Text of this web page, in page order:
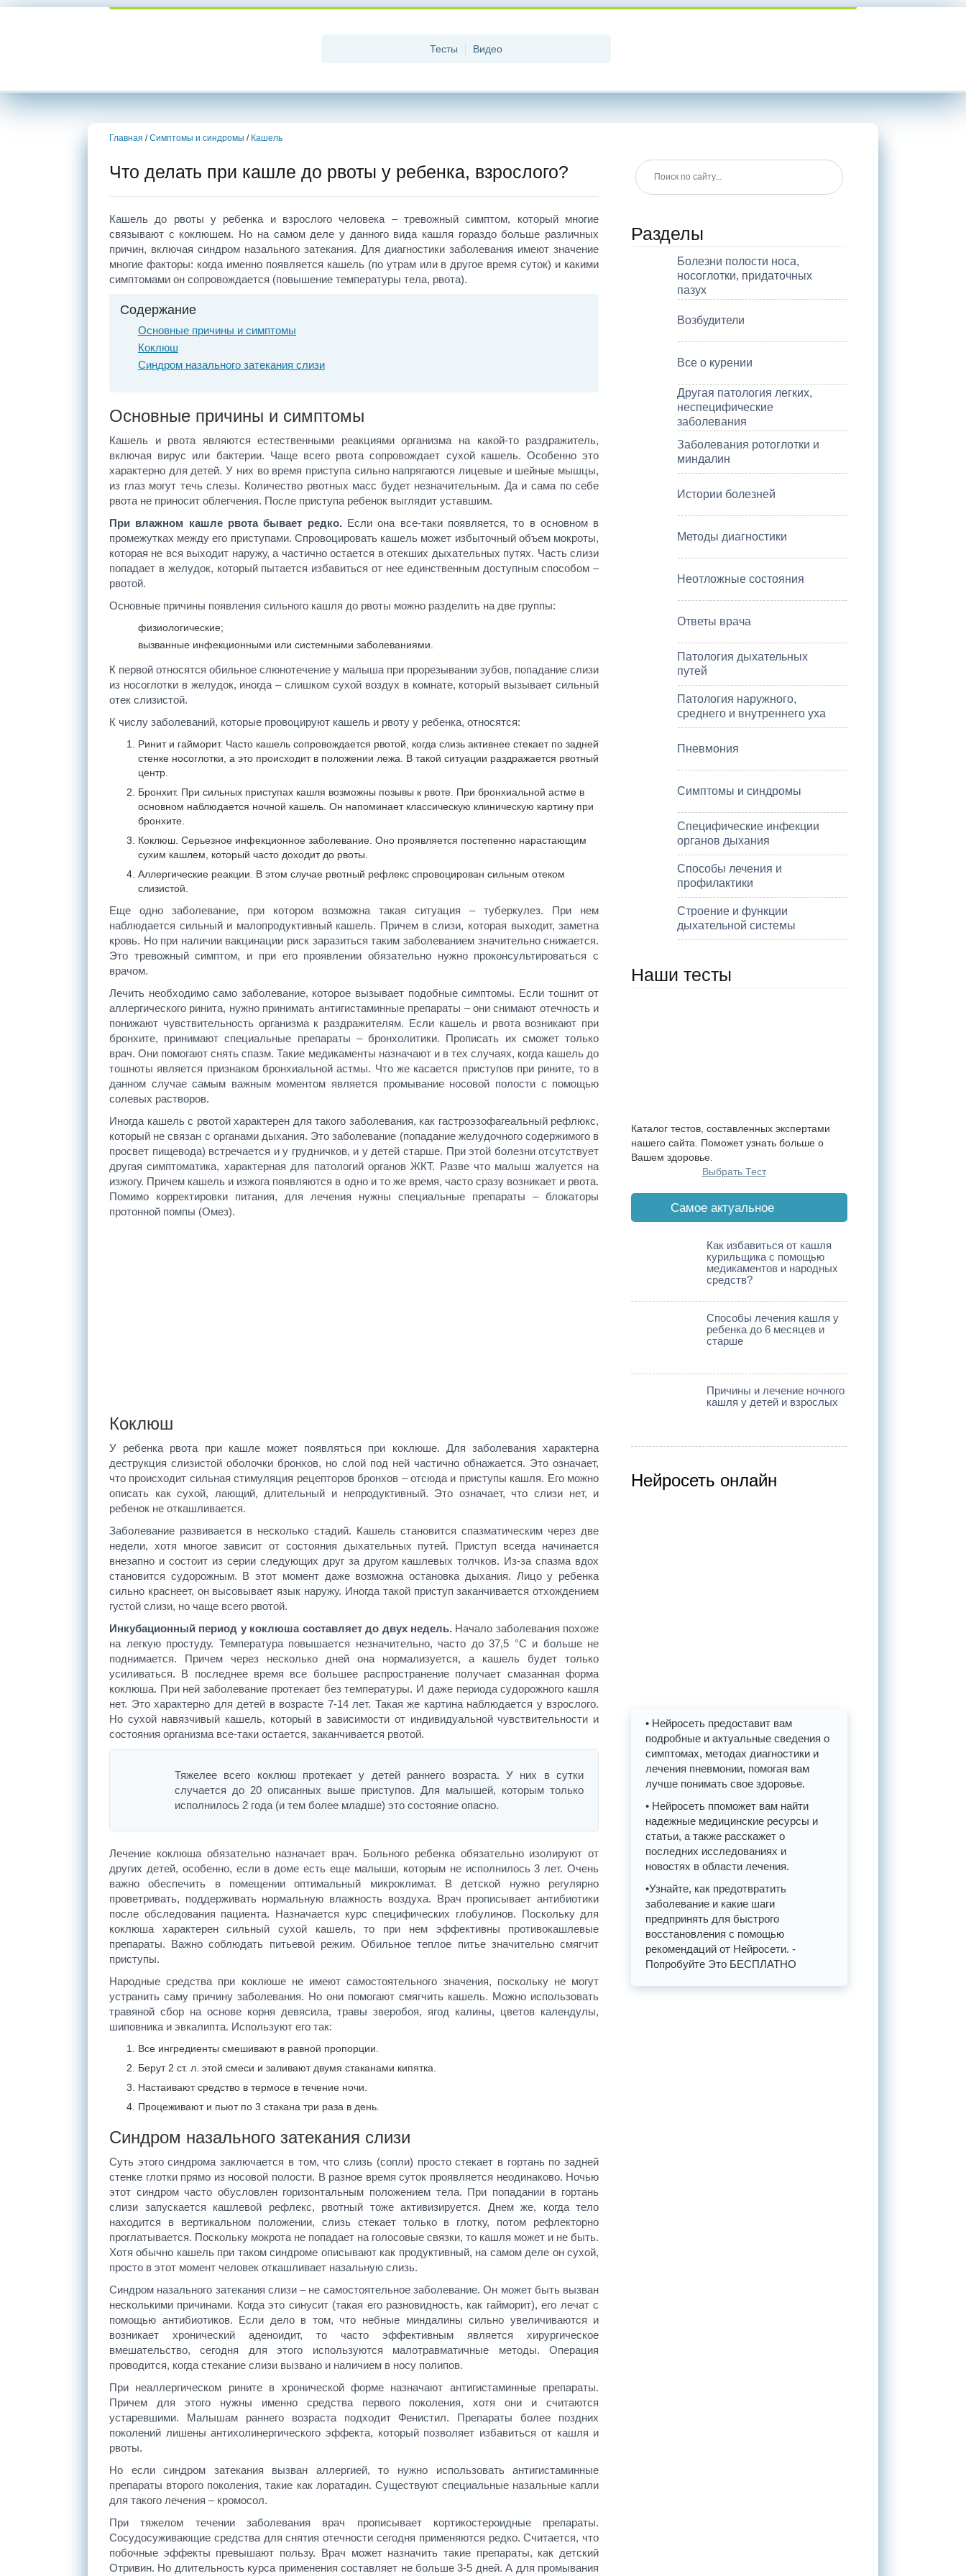
Тесты Видео
Главная / Симптомы и синдромы / Кашель
Что делать при кашле до рвоты у ребенка, взрослого?
Кашель до рвоты у ребенка и взрослого человека – тревожный симптом, который многие
связывают с коклюшем. Но на самом деле у данного вида кашля гораздо больше различных
причин, включая синдром назального затекания. Для диагностики заболевания имеют значение
многие факторы: когда именно появляется кашель (по утрам или в другое время суток) и какими
симптомами он сопровождается (повышение температуры тела, рвота).
Содержание
Основные причины и симптомы
Коклюш
Синдром назального затекания слизи
Основные причины и симптомы
Кашель и рвота являются естественными реакциями организма на какой-то раздражитель,
включая вирус или бактерии. Чаще всего рвота сопровождает сухой кашель. Особенно это
характерно для детей. У них во время приступа сильно напрягаются лицевые и шейные мышцы,
из глаз могут течь слезы. Количество рвотных масс будет незначительным. Да и сама по себе
рвота не приносит облегчения. После приступа ребенок выглядит уставшим.
При влажном кашле рвота бывает редко. Если она все-таки появляется, то в основном в
промежутках между его приступами. Спровоцировать кашель может избыточный объем мокроты,
которая не вся выходит наружу, а частично остается в отекших дыхательных путях. Часть слизи
попадает в желудок, который пытается избавиться от нее единственным доступным способом –
рвотой.
Основные причины появления сильного кашля до рвоты можно разделить на две группы:
физиологические;
вызванные инфекционными или системными заболеваниями.
К первой относятся обильное слюнотечение у малыша при прорезывании зубов, попадание слизи
из носоглотки в желудок, иногда – слишком сухой воздух в комнате, который вызывает сильный
отек слизистой.
К числу заболеваний, которые провоцируют кашель и рвоту у ребенка, относятся:
Ринит и гайморит. Часто кашель сопровождается рвотой, когда слизь активнее стекает по задней
стенке носоглотки, а это происходит в положении лежа. В такой ситуации раздражается рвотный
центр.
Бронхит. При сильных приступах кашля возможны позывы к рвоте. При бронхиальной астме в
основном наблюдается ночной кашель. Он напоминает классическую клиническую картину при
бронхите.
Коклюш. Серьезное инфекционное заболевание. Оно проявляется постепенно нарастающим
сухим кашлем, который часто доходит до рвоты.
Аллергические реакции. В этом случае рвотный рефлекс спровоцирован сильным отеком
слизистой.
Еще одно заболевание, при котором возможна такая ситуация – туберкулез. При нем
наблюдается сильный и малопродуктивный кашель. Причем в слизи, которая выходит, заметна
кровь. Но при наличии вакцинации риск заразиться таким заболеванием значительно снижается.
Это тревожный симптом, и при его проявлении обязательно нужно проконсультироваться с
врачом.
Лечить необходимо само заболевание, которое вызывает подобные симптомы. Если тошнит от
аллергического ринита, нужно принимать антигистаминные препараты – они снимают отечность и
понижают чувствительность организма к раздражителям. Если кашель и рвота возникают при
бронхите, принимают специальные препараты – бронхолитики. Прописать их сможет только
врач. Они помогают снять спазм. Такие медикаменты назначают и в тех случаях, когда кашель до
тошноты является признаком бронхиальной астмы. Что же касается приступов при рините, то в
данном случае самым важным моментом является промывание носовой полости с помощью
солевых растворов.
Иногда кашель с рвотой характерен для такого заболевания, как гастроэзофагеальный рефлюкс,
который не связан с органами дыхания. Это заболевание (попадание желудочного содержимого в
просвет пищевода) встречается и у грудничков, и у детей старше. При этой болезни отсутствует
другая симптоматика, характерная для патологий органов ЖКТ. Разве что малыш жалуется на
изжогу. Причем кашель и изжога появляются в одно и то же время, часто сразу возникает и рвота.
Помимо корректировки питания, для лечения нужны специальные препараты – блокаторы
протонной помпы (Омез).
Коклюш
У ребенка рвота при кашле может появляться при коклюше. Для заболевания характерна
деструкция слизистой оболочки бронхов, но слой под ней частично обнажается. Это означает,
что происходит сильная стимуляция рецепторов бронхов – отсюда и приступы кашля. Его можно
описать как сухой, лающий, длительный и непродуктивный. Это означает, что слизи нет, и
ребенок не откашливается.
Заболевание развивается в несколько стадий. Кашель становится спазматическим через две
недели, хотя многое зависит от состояния дыхательных путей. Приступ всегда начинается
внезапно и состоит из серии следующих друг за другом кашлевых толчков. Из-за спазма вдох
становится судорожным. В этот момент даже возможна остановка дыхания. Лицо у ребенка
сильно краснеет, он высовывает язык наружу. Иногда такой приступ заканчивается отхождением
густой слизи, но чаще всего рвотой.
Инкубационный период у коклюша составляет до двух недель. Начало заболевания похоже
на легкую простуду. Температура повышается незначительно, часто до 37,5 °С и больше не
поднимается. Причем через несколько дней она нормализуется, а кашель будет только
усиливаться. В последнее время все большее распространение получает смазанная форма
коклюша. При ней заболевание протекает без температуры. И даже периода судорожного кашля
нет. Это характерно для детей в возрасте 7-14 лет. Такая же картина наблюдается у взрослого.
Но сухой навязчивый кашель, который в зависимости от индивидуальной чувствительности и
состояния организма все-таки остается, заканчивается рвотой.
Тяжелее всего коклюш протекает у детей раннего возраста. У них в сутки
случается до 20 описанных выше приступов. Для малышей, которым только
исполнилось 2 года (и тем более младше) это состояние опасно.
Лечение коклюша обязательно назначает врач. Больного ребенка обязательно изолируют от
других детей, особенно, если в доме есть еще малыши, которым не исполнилось 3 лет. Очень
важно обеспечить в помещении оптимальный микроклимат. В детской нужно регулярно
проветривать, поддерживать нормальную влажность воздуха. Врач прописывает антибиотики
после обследования пациента. Назначается курс специфических глобулинов. Поскольку для
коклюша характерен сильный сухой кашель, то при нем эффективны противокашлевые
препараты. Важно соблюдать питьевой режим. Обильное теплое питье значительно смягчит
приступы.
Народные средства при коклюше не имеют самостоятельного значения, поскольку не могут
устранить саму причину заболевания. Но они помогают смягчить кашель. Можно использовать
травяной сбор на основе корня девясила, травы зверобоя, ягод калины, цветов календулы,
шиповника и эвкалипта. Используют его так:
Все ингредиенты смешивают в равной пропорции.
Берут 2 ст. л. этой смеси и заливают двумя стаканами кипятка.
Настаивают средство в термосе в течение ночи.
Процеживают и пьют по 3 стакана три раза в день.
Синдром назального затекания слизи
Суть этого синдрома заключается в том, что слизь (сопли) просто стекает в гортань по задней
стенке глотки прямо из носовой полости. В разное время суток проявляется неодинаково. Ночью
этот синдром часто обусловлен горизонтальным положением тела. При попадании в гортань
слизи запускается кашлевой рефлекс, рвотный тоже активизируется. Днем же, когда тело
находится в вертикальном положении, слизь стекает только в глотку, потом рефлекторно
проглатывается. Поскольку мокрота не попадает на голосовые связки, то кашля может и не быть.
Хотя обычно кашель при таком синдроме описывают как продуктивный, на самом деле он сухой,
просто в этот момент человек откашливает назальную слизь.
Синдром назального затекания слизи – не самостоятельное заболевание. Он может быть вызван
несколькими причинами. Когда это синусит (такая его разновидность, как гайморит), его лечат с
помощью антибиотиков. Если дело в том, что небные миндалины сильно увеличиваются и
возникает хронический аденоидит, то часто эффективным является хирургическое
вмешательство, сегодня для этого используются малотравматичные методы. Операция
проводится, когда стекание слизи вызвано и наличием в носу полипов.
При неаллергическом рините в хронической форме назначают антигистаминные препараты.
Причем для этого нужны именно средства первого поколения, хотя они и считаются
устаревшими. Малышам раннего возраста подходит Фенистил. Препараты более поздних
поколений лишены антихолинергического эффекта, который позволяет избавиться от кашля и
рвоты.
Но если синдром затекания вызван аллергией, то нужно использовать антигистаминные
препараты второго поколения, такие как лоратадин. Существуют специальные назальные капли
для такого лечения – кромосол.
При тяжелом течении заболевания врач прописывает кортикостероидные препараты.
Сосудосуживающие средства для снятия отечности сегодня применяются редко. Считается, что
побочные эффекты превышают пользу. Врач может назначить такие препараты, как детский
Отривин. Но длительность курса применения составляет не больше 3-5 дней. А для промывания
Разделы
Болезни полости носа,
носоглотки, придаточных
пазух
Возбудители
Все о курении
Другая патология легких,
неспецифические
заболевания
Заболевания ротоглотки и
миндалин
Истории болезней
Методы диагностики
Неотложные состояния
Ответы врача
Патология дыхательных
путей
Патология наружного,
среднего и внутреннего уха
Пневмония
Симптомы и синдромы
Специфические инфекции
органов дыхания
Способы лечения и
профилактики
Строение и функции
дыхательной системы
Наши тесты
Каталог тестов, составленных экспертами
нашего сайта. Поможет узнать больше о
Вашем здоровье.
Выбрать Тест
Cамое актуальное
Как избавиться от кашля
курильщика с помощью
медикаментов и народных
средств?
Способы лечения кашля у
ребенка до 6 месяцев и
старше
Причины и лечение ночного
кашля у детей и взрослых
Нейросеть онлайн
• Нейросеть предоставит вам
подробные и актуальные сведения о
симптомах, методах диагностики и
лечения пневмонии, помогая вам
лучше понимать свое здоровье.
• Нейросеть ппоможет вам найти
надежные медицинские ресурсы и
статьи, а также расскажет о
последних исследованиях и
новостях в области лечения.
•Узнайте, как предотвратить
заболевание и какие шаги
предпринять для быстрого
восстановления с помощью
рекомендаций от Нейросети. -
Попробуйте Это БЕСПЛАТНО